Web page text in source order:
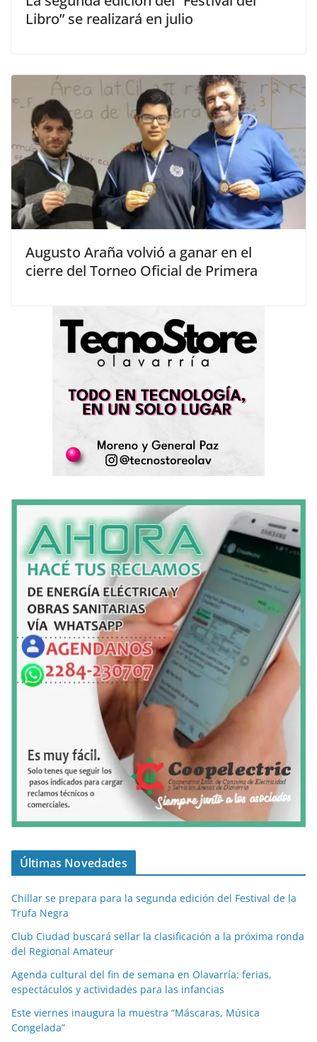
Libro” se realizará en julio
Augusto Araña volvió a ganar en el
cierre del Torneo Oficial de Primera
Últimas Novedades
Chillar se prepara para la segunda edición del Festival de la
Trufa Negra
Club Ciudad buscará sellar la clasificación a la próxima ronda
del Regional Amateur
Agenda cultural del fin de semana en Olavarría: ferias,
espectáculos y actividades para las infancias
Este viernes inaugura la muestra “Máscaras, Música
Congelada”